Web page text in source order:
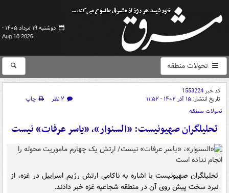
دوشنبه ۱۹ مرداد ۱۴۰۵ -
Aug 10 2026
تحولات منطقه
کد خبر1553224
تاریخ انتشار: ۱۵ آذر ۱۴۰۲ - ۱۱:۵۲ ۲ نظر
چاپ
تحولات منطقه
تحلیلگران صهیونیست: «السنوار»، «یاسر عرفات» نیست
تحلیلگران صهیونیست با اشاره به ناکامی ارتش رژیم اسراییل در غزه، از
نبرد سخت پیش روی آن در منطقه شجاعیه غزه خبر دادند.